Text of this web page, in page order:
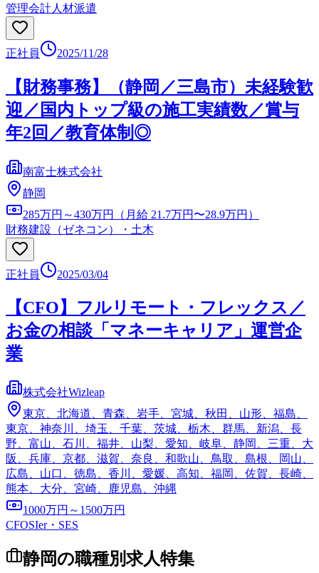
管理会計人材派遣
正社員 2025/11/28
【財務事務】（静岡／三島市）未経験歓
迎／国内トップ級の施工実績数／賞与
年2回／教育体制◎
南富士株式会社
静岡
285万円～430万円（月給 21.7万円〜28.9万円）
財務建設（ゼネコン）・土木
正社員 2025/03/04
【CFO】フルリモート・フレックス／
お金の相談「マネーキャリア」運営企
業
株式会社Wizleap
東京、北海道、青森、岩手、宮城、秋田、山形、福島、
東京、神奈川、埼玉、千葉、茨城、栃木、群馬、新潟、長
野、富山、石川、福井、山梨、愛知、岐阜、静岡、三重、大
阪、兵庫、京都、滋賀、奈良、和歌山、鳥取、島根、岡山、
広島、山口、徳島、香川、愛媛、高知、福岡、佐賀、長崎、
熊本、大分、宮崎、鹿児島、沖縄
1000万円～1500万円
CFOSIer・SES
静岡の職種別求人特集